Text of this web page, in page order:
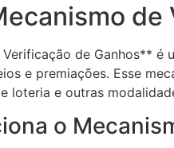
de Ganhos** é
e premiações. Esse
loteria e outras
o